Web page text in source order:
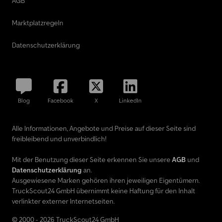
Marktplatzregeln
Datenschutzerklärung
Blog Facebook X LinkedIn
Alle Informationen, Angebote und Preise auf dieser Seite sind
freibleibend und unverbindlich!
Mit der Benutzung dieser Seite erkennen Sie unsere AGB und
Datenschutzerklärung an.
Ausgewiesene Marken gehören ihren jeweiligen Eigentümern.
TruckScout24 GmbH übernimmt keine Haftung für den Inhalt
verlinkter externer Internetseiten.
© 2000 - 2026 TruckScout24 GmbH